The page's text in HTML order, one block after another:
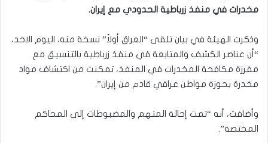
مخدرات في منفذ زرباطية الحدودي مع إيران.
وذكرت الهيئة في بيان تلقى “العراق أولاً” نسخة منه، اليوم الاحد،
“أن عناصر الكشف والمتابعة في منفذ زرباطية بالتنسيق مع
مفرزة مكافحة المخدرات في المنفذ، تمكنت من اكتشاف مواد
مخدرة بحوزة مواطن عراقي قادم من إيران”.
وأضافت، أنه “تمت إحالة المتهم والمضبوطات إلى المحاكم
المختصة”.